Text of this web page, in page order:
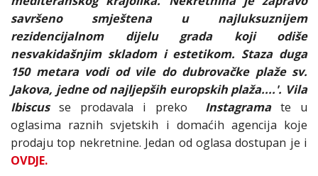
savršeno smještena u najluksuznijem
rezidencijalnom dijelu grada koji odiše
nesvakidašnjim skladom i estetikom. Staza duga
150 metara vodi od vile do dubrovačke plaže sv.
Jakova, jedne od najljepših europskih plaža....'. Vila
Ibiscusse prodavala i preko Instagramate u
oglasima raznih svjetskih i domaćih agencija koje
prodaju top nekretnine. Jedan od oglasa dostupan je i
OVDJE.